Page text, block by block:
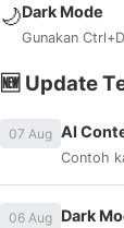
🌙Dark Mode
Gunakan
🆕 Update
07 Aug AI
Contoh
06 Aug Dark